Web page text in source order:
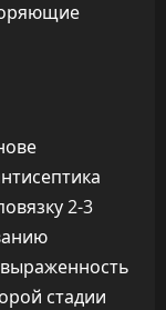
2-3
стадии